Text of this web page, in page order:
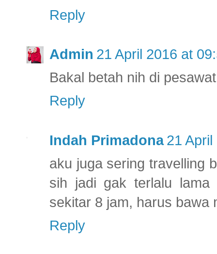
Reply
Admin 21 April 2016 at
Bakal betah nih di
Reply
Indah Primadona 21
aku juga sering travelling
sih jadi gak terlalu lama
sekitar 8 jam, harus bawa
Reply